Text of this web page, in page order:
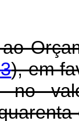
), em
no